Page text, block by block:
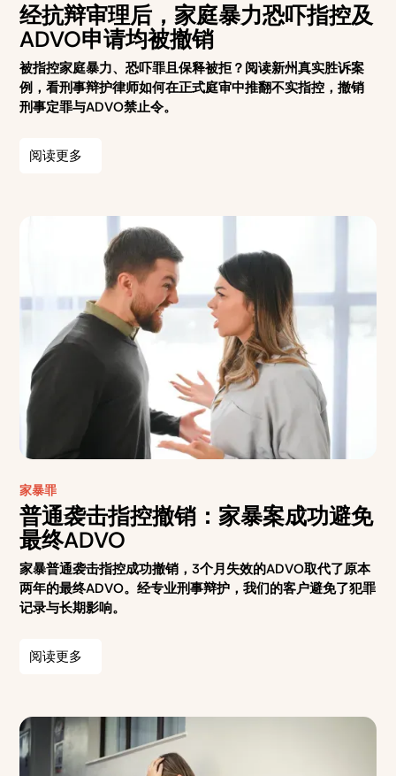
经抗辩审理后，家庭暴力恐吓指控及
ADVO申请均被撤销
被指控家庭暴力、恐吓罪且保释被拒？阅读新州真实胜诉案
例，看刑事辩护律师如何在正式庭审中推翻不实指控，撤销
刑事定罪与ADVO禁止令。
阅读更多
家暴罪
普通袭击指控撤销：家暴案成功避免
最终ADVO
家暴普通袭击指控成功撤销，3个月失效的ADVO取代了原本
两年的最终ADVO。经专业刑事辩护，我们的客户避免了犯罪
记录与长期影响。
阅读更多